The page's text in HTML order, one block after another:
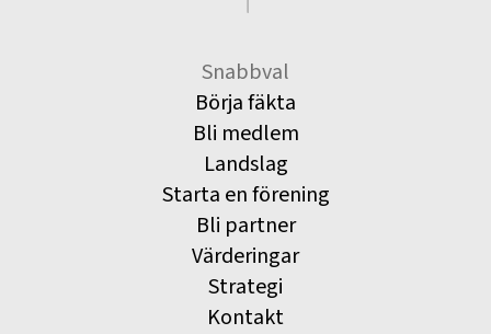
Snabbval
Börja fäkta
Bli medlem
Landslag
Starta en förening
Bli partner
Värderingar
Strategi
Kontakt